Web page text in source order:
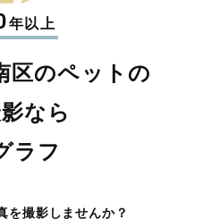
年以上
区のペットの
なら
ラフ
を撮影しませんか？